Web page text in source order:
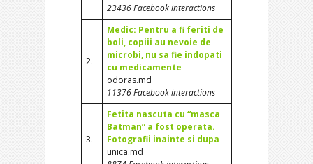
23436 Facebook interactions
2.
Medic: Pentru a fi feriti de
boli, copiii au nevoie de
microbi, nu sa fie indopati
cu medicamente –
odoras.md
11376 Facebook interactions
3.
Fetita nascuta cu “masca
Batman” a fost operata.
Fotografii inainte si dupa –
unica.md